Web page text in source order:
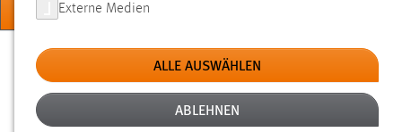
Sie sind hier:
Forschung Forschungseinrichtungen Institute
Externe Medien
ALLE AUSWÄHLEN
ABLEHNEN